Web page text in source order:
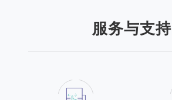
服务与支持